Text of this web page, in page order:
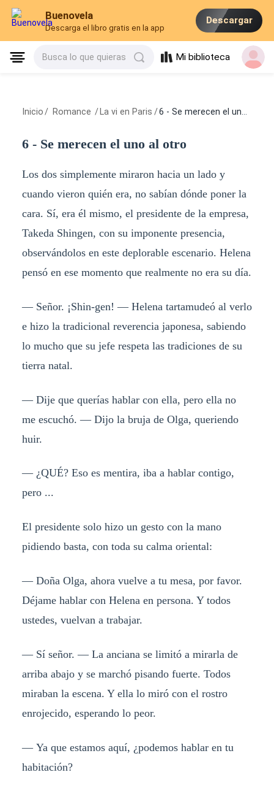
Buenovela
Descarga el libro gratis en la app
Descargar
Busca lo que quieras Mi biblioteca
Inicio / Romance / La vi en Paris /6 - Se merecen el uno al otro
6 - Se merecen el uno al otro
Los dos simplemente miraron hacia un lado y
cuando vieron quién era, no sabían dónde poner la
cara. Sí, era él mismo, el presidente de la empresa,
Takeda Shingen, con su imponente presencia,
observándolos en este deplorable escenario. Helena
pensó en ese momento que realmente no era su día.
— Señor. ¡Shin-gen! — Helena tartamudeó al verlo
e hizo la tradicional reverencia japonesa, sabiendo
lo mucho que su jefe respeta las tradiciones de su
tierra natal.
— Dije que querías hablar con ella, pero ella no
me escuchó. — Dijo la bruja de Olga, queriendo
huir.
— ¿QUÉ? Eso es mentira, iba a hablar contigo,
pero ...
El presidente solo hizo un gesto con la mano
pidiendo basta, con toda su calma oriental:
— Doña Olga, ahora vuelve a tu mesa, por favor.
Déjame hablar con Helena en persona. Y todos
ustedes, vuelvan a trabajar.
— Sí señor. — La anciana se limitó a mirarla de
arriba abajo y se marchó pisando fuerte. Todos
miraban la escena. Y ella lo miró con el rostro
enrojecido, esperando lo peor.
— Ya que estamos aquí, ¿podemos hablar en tu
habitación?